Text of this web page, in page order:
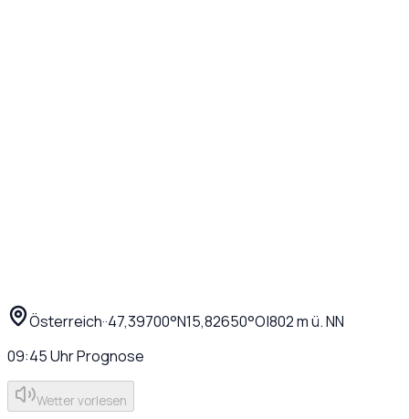
Österreich··47,39700°N15,82650°O|802m ü. NN
09:45UhrPrognose
Wetter vorlesen